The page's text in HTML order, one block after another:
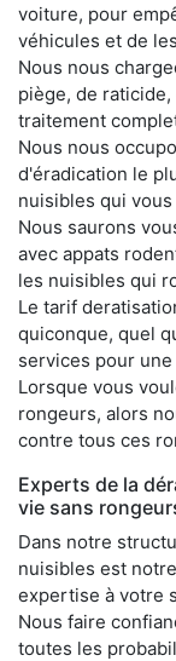
voiture, pour
véhicules et de
Nous nous
piège, de
traitement
Nous nous
d'éradication le
nuisibles qui
Nous saurons
avec appats
les nuisibles qui
Le tarif
quiconque, quel
services pour
Lorsque vous
rongeurs, alors
contre tous ces
Experts de la
vie sans
Dans notre
nuisibles est
expertise à votre
Nous faire
toutes les